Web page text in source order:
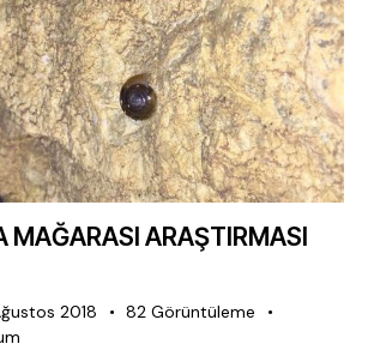
MAĞARASI ARAŞTIRMASI
2018 82 Görüntüleme